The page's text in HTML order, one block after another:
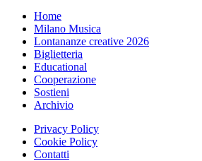
Home
Milano Musica
Lontananze creative 2026
Biglietteria
Educational
Cooperazione
Sostieni
Archivio
Privacy Policy
Cookie Policy
Contatti